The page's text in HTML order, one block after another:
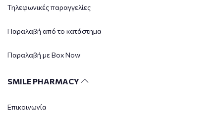
Τηλεφωνικές παραγγελίες
Παραλαβή από το κατάστημα
Παραλαβή με Box Now
SMILE PHARMACY
Επικοινωνία